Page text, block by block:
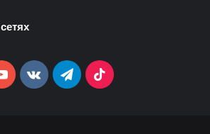
YouTubevk.comTelegramTikTok